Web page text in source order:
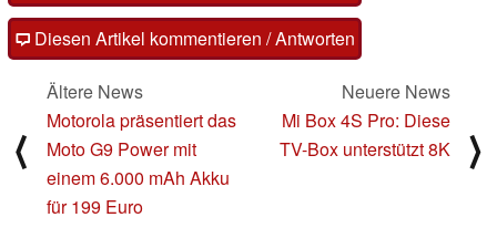
Diesen Artikel kommentieren / Antworten
⟨
Ältere News
Motorola präsentiert das
Moto G9 Power mit
einem 6.000 mAh Akku
für 199 Euro
Neuere News
Mi Box 4S Pro: Diese
TV-Box unterstützt 8K
⟩